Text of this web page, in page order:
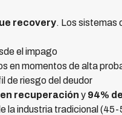
recovery. Los sistemas
el impago
en momentos de alta
de riesgo del deudor
recuperación y 94%
la industria tradicional